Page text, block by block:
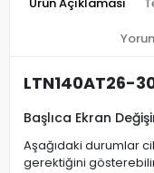
LTN140AT26-
Başlıca Ekran
Aşağıdaki durumlar
gerektiğini